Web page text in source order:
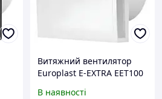
Витяжний вентилятор
Europlast E-EXTRA EЕT100
В наявності